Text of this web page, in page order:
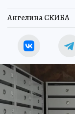
Ангелина СКИБА